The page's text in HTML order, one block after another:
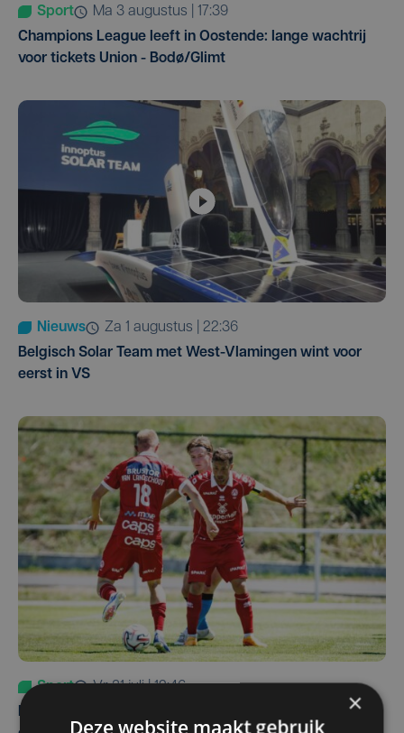
Sport
ma 3 augustus | 17:39
Champions League leeft in Oostende: lange wachtrij
voor tickets Union - Bodø/Glimt
Nieuws
za 1 augustus | 22:36
Belgisch Solar Team met West-Vlamingen wint voor
eerst in VS
Sport
vr 31 juli | 12:46
Net voor kraker tegen Essevee: match van KV Kortrijk
×
Deze website maakt gebruik